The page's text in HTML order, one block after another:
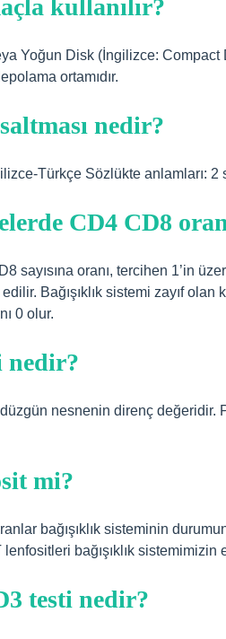
kullanılır?
Yoğun Disk (İngilizce:
ortamıdır.
nedir?
Türkçe Sözlükte anlamları: 2
CD4 CD8
sayısına oranı, tercihen 1’in
Bağışıklık sistemi zayıf olan
0 olur.
nedir?
nesnenin direnç değeridir.
mi?
bağışıklık sisteminin
bağışıklık sistemimizin
testi nedir?